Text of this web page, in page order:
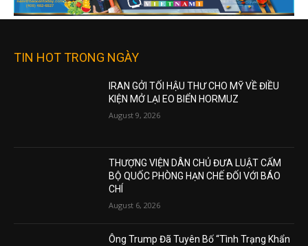
TIN HOT TRONG NGÀY
IRAN GỞI TỐI HẬU THƯ CHO MỸ VỀ ĐIỀU
KIỆN MỞ LẠI EO BIỂN HORMUZ
August 9, 2026
THƯỢNG VIỆN DÂN CHỦ ĐƯA LUẬT CẤM
BỘ QUỐC PHÒNG HẠN CHẾ ĐỐI VỚI BÁO
CHÍ
August 6, 2026
Ông Trump Đã Tuyên Bố “Tình Trạng Khẩn